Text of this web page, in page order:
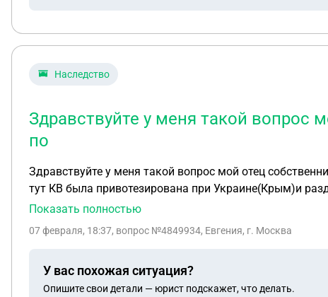
Наследство
Здравствуйте у меня такой вопрос
по
Здравствуйте у меня такой вопрос мой отец
тут КВ была привотезирована при Украине(Крым)и
на квартиру
Показать полностью
07 февраля, 18:37, вопрос №4849934, Евгения, г. Москва
У вас похожая ситуация?
Опишите свои детали — юрист подскажет, что делать.